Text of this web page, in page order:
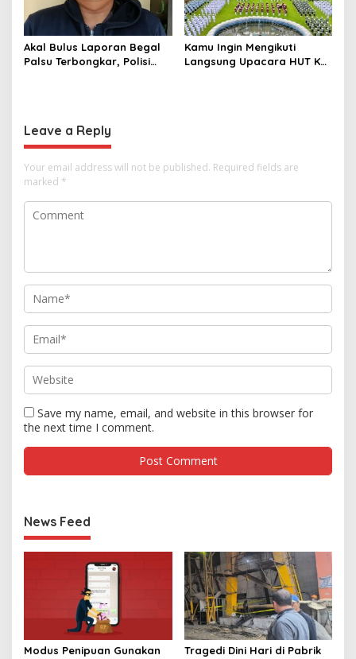
Akal Bulus Laporan Begal
Palsu Terbongkar, Polisi
Kamu Ingin Mengikuti
Langsung Upacara HUT Ke-
Leave a Reply
Your email address will not be published. Required fields are
marked *
Save my name, email, and website in this browser for
the next time I comment.
News Feed
Modus Penipuan Gunakan
Tragedi Dini Hari di Pabrik